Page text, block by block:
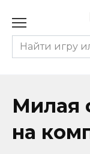
содержанию
Милая
на